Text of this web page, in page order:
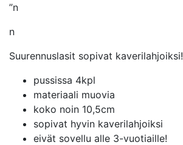
”n
n
Suurennuslasit sopivat kaverilahjoiksi!
pussissa 4kpl
materiaali muovia
koko noin 10,5cm
sopivat hyvin kaverilahjoiksi
eivät sovellu alle 3-vuotiaille!